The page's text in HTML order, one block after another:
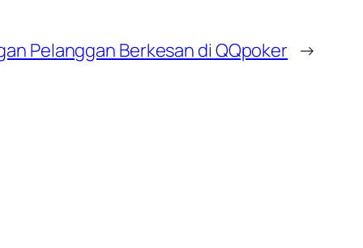
Pelanggan Berkesan di QQpoker →